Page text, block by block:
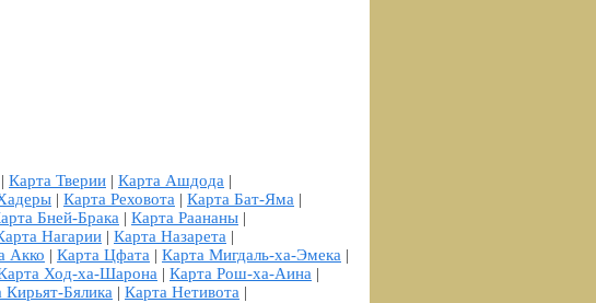
| Карта Тверии | Карта Ашдода |
| Карта Реховота | Карта Бат-Яма |
Бней-Брака | Карта Раананы |
Нагарии | Карта Назарета |
Акко | Карта Цфата | Карта Мигдаль-ха-Эмека |
Ход-ха-Шарона | Карта Рош-ха-Аина |
Кирьят-Бялика | Карта Нетивота |